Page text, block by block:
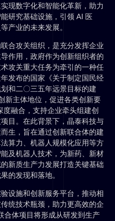
现数字化和智能化革新，助力
研究基础设施，引领 AI 医
产业的未来发展。
合攻关组织，是充分发挥企业
作用，政府作为创新组织者的
攻关重大任务为牵引的一种任
发布的国家《关于制定国民经
和二〇三五年远景目标的建
新主体地位，促进各类创新要
融合，支持企业牵头组建创
目。在此背景下，晶泰科技与
生，旨在通过创新联合体的建
算力、机器人规模化应用等方
及机器人技术，为新药、新材
新质生产力发展打造关键基础
的发现和落地。
设施和创新服务平台，推动相
统技术瓶颈，助力更高效的企
合体项目将形成从研发到生产